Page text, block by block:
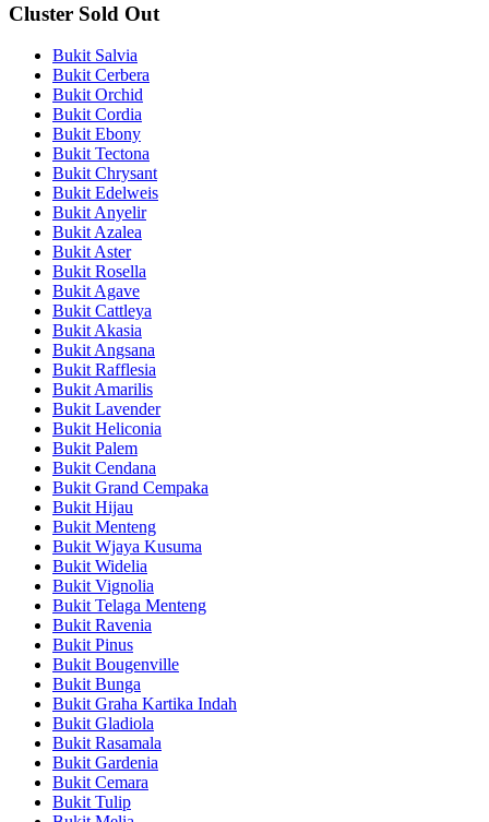
Cluster Sold Out
Bukit Salvia
Bukit Cerbera
Bukit Orchid
Bukit Cordia
Bukit Ebony
Bukit Tectona
Bukit Chrysant
Bukit Edelweis
Bukit Anyelir
Bukit Azalea
Bukit Aster
Bukit Rosella
Bukit Agave
Bukit Cattleya
Bukit Akasia
Bukit Angsana
Bukit Rafflesia
Bukit Amarilis
Bukit Lavender
Bukit Heliconia
Bukit Palem
Bukit Cendana
Bukit Grand Cempaka
Bukit Hijau
Bukit Menteng
Bukit Wjaya Kusuma
Bukit Widelia
Bukit Vignolia
Bukit Telaga Menteng
Bukit Ravenia
Bukit Pinus
Bukit Bougenville
Bukit Bunga
Bukit Graha Kartika Indah
Bukit Gladiola
Bukit Rasamala
Bukit Gardenia
Bukit Cemara
Bukit Tulip